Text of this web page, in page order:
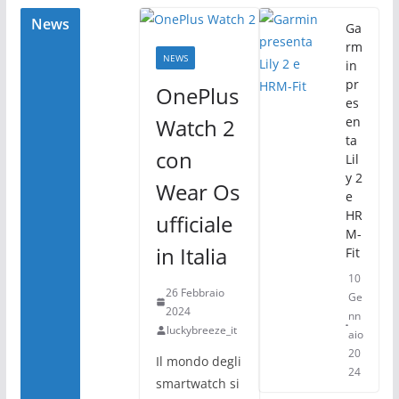
o
News
NEWS
OnePlus
Watch 2
con
Wear Os
ufficiale
in Italia
26 Febbraio
2024
luckybreeze_it
Il mondo degli
smartwatch si
Ga
rm
in
pr
es
en
ta
Lil
y 2
e
HR
M-
Fit
10
Ge
nn
aio
20
24